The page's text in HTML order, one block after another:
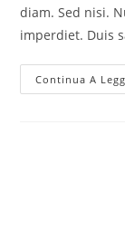
diam. Sed nisi.
imperdiet. Duis
Continua A